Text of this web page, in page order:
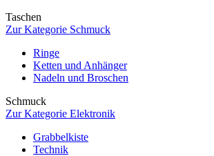
Taschen
Zur Kategorie Schmuck
Ringe
Ketten und Anhänger
Nadeln und Broschen
Schmuck
Zur Kategorie Elektronik
Grabbelkiste
Technik